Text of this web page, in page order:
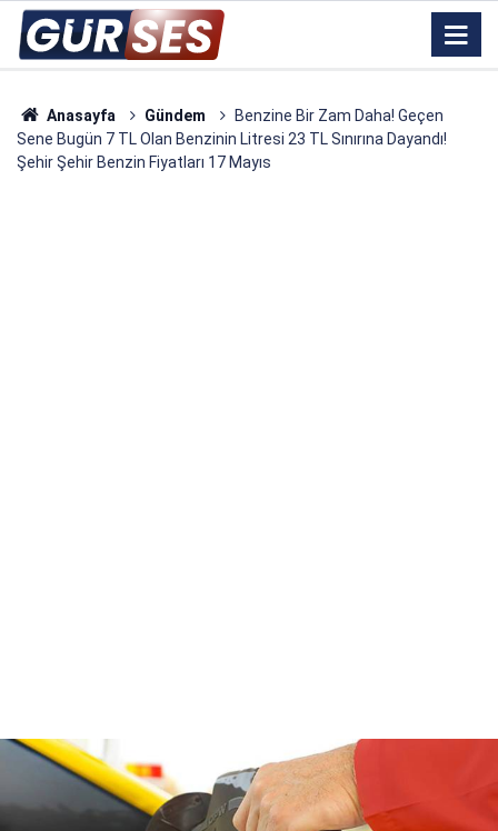
Anasayfa Gündem
Benzine Bir Zam Daha! Geçen
Sene Bugün 7 TL Olan Benzinin Litresi 23 TL Sınırına Dayandı!
Şehir Şehir Benzin Fiyatları 17 Mayıs